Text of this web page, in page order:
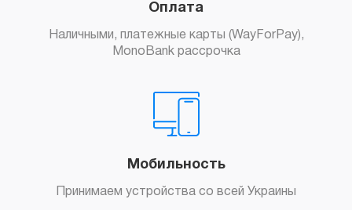
Оплата
Наличными, платежные карты (WayForPay),
MonoBank рассрочка
Мобильность
Принимаем устройства со всей Украины